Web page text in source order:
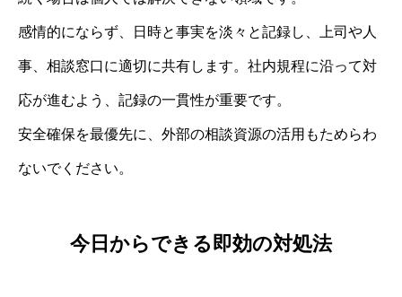
感情的にならず、日時と事実を淡々と記録し、上司や人
事、相談窓口に適切に共有します。社内規程に沿って対
応が進むよう、記録の一貫性が重要です。
安全確保を最優先に、外部の相談資源の活用もためらわ
ないでください。
今日からできる即効の対処法